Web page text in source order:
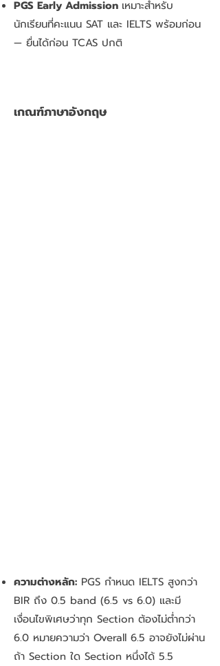
PGS Early Admission เหมาะสำหรับ
นักเรียนที่คะแนน SAT และ IELTS พร้อมก่อน
— ยื่นได้ก่อน TCAS ปกติ
เกณฑ์ภาษาอังกฤษ
ความต่างหลัก: PGS กำหนด IELTS สูงกว่า
BIR ถึง 0.5 band (6.5 vs 6.0) และมี
เงื่อนไขพิเศษว่าทุก Section ต้องไม่ต่ำกว่า
6.0 หมายความว่า Overall 6.5 อาจยังไม่ผ่าน
ถ้า Section ใด Section หนึ่งได้ 5.5